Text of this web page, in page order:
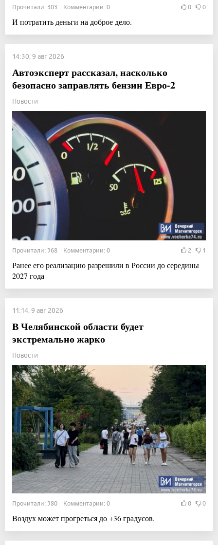
Прочитали: 303 Комментарии: 0 0 0
И потратить деньги на доброе дело.
14:30, 9 авг 2026
Автоэксперт рассказал, насколько
безопасно заправлять бензин Евро-2
Новости
Прочитали: 368 Комментарии: 0 2 1
Ранее его реализацию разрешили в России до середины
2027 года
11:14, 9 авг 2026
В Челябинской области будет
экстремально жарко
Новости
Прочитали: 380 Комментарии: 0 0 0
Воздух может прогреться до +36 градусов.